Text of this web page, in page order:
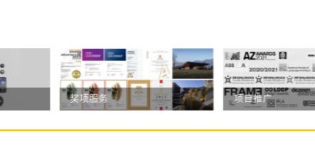
奖项服务 项目推广